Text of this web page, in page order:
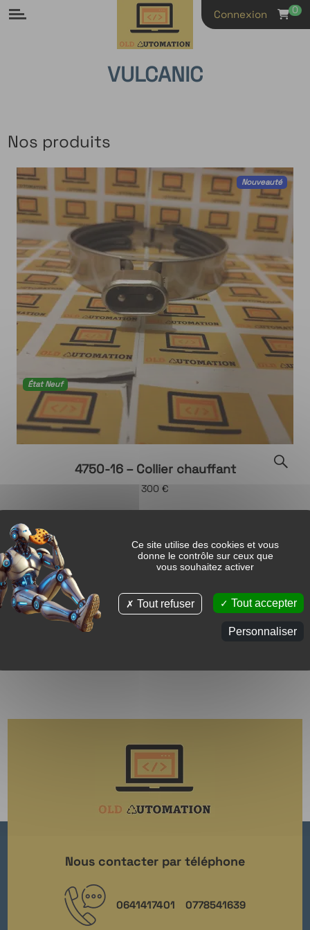
Panneau de gestion des cookies
Ce site utilise des cookies et vous
donne le contrôle sur ceux que
vous souhaitez activer
Tout accepter
Tout refuser
Personnaliser
Connexion 0
VULCANIC
Nos produits
Nouveauté
État Neuf
4750-16 – Collier chauffant
300 €
Demande de devis
Nous contacter par téléphone
0641417401 0778541639